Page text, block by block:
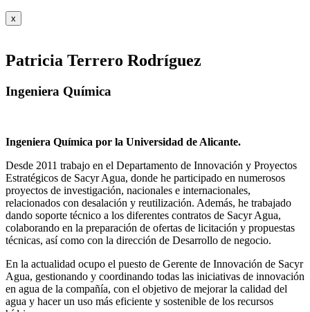
x
Patricia Terrero Rodríguez
Ingeniera Química
Ingeniera Química por la Universidad de Alicante.
Desde 2011 trabajo en el Departamento de Innovación y Proyectos
Estratégicos de Sacyr Agua, donde he participado en numerosos
proyectos de investigación, nacionales e internacionales,
relacionados con desalación y reutilización. Además, he trabajado
dando soporte técnico a los diferentes contratos de Sacyr Agua,
colaborando en la preparación de ofertas de licitación y propuestas
técnicas, así como con la dirección de Desarrollo de negocio.
En la actualidad ocupo el puesto de Gerente de Innovación de Sacyr
Agua, gestionando y coordinando todas las iniciativas de innovación
en agua de la compañía, con el objetivo de mejorar la calidad del
agua y hacer un uso más eficiente y sostenible de los recursos